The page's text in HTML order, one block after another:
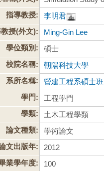
指導教授:
李明君
授(外文):
Ming-Gin Lee
學位類別:
碩士
校院名稱:
朝陽科技大學
系所名稱:
營建工程系碩士班
學門:
工程學門
學類:
土木工程學類
論文種類:
學術論文
文出版年:
2012
業學年度:
100